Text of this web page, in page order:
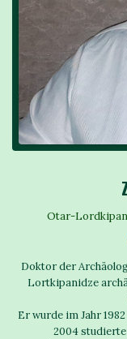
Otar-
Doktor der
Lortkipanidze
Er wurde im Jahr
2004